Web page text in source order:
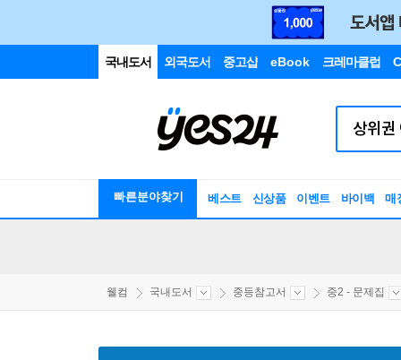
국내도서 외국도서 중고샵 eBook 크레마클럽
빠른분야찾기 베스트 신상품 이벤트 바이백 매
웰컴 국내도서 중등참고서 중2 - 문제집